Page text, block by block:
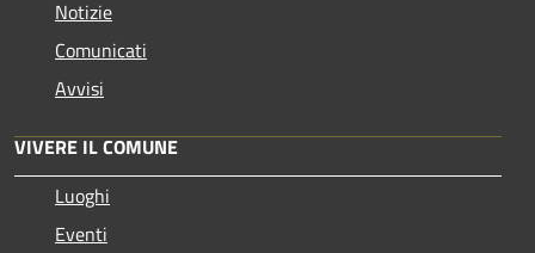
Notizie
Comunicati
Avvisi
VIVERE IL COMUNE
Luoghi
Eventi